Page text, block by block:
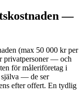
—
(max 50 000 kr per
privatpersoner — och
för måleriföretag i
själva — de ser
efter offert. En tydlig